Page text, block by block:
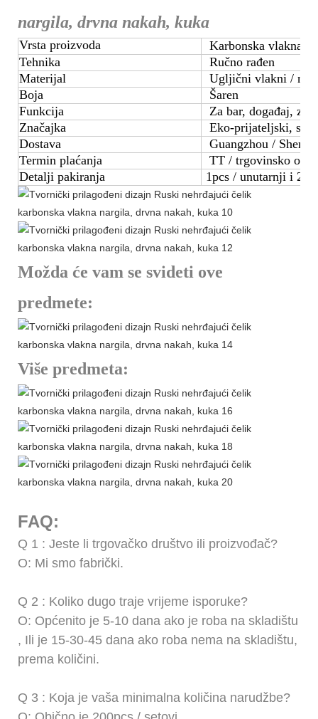
nargila, drvna nakah, kuka
Vrsta proizvoda
Karbonska vlakna
Tehnika
Ručno rađen
Materijal
Ugljični vlakni /
Boja
Šaren
Funkcija
Za bar, događaj,
Značajka
Eko-prijateljski,
Dostava
Guangzhou /
Termin plaćanja
TT / trgovinsko
Detalji pakiranja
1pcs / unutarnji i
Možda će vam se svideti ove
predmete:
Više predmeta:
FAQ:
Q 1 : Jeste li trgovačko društvo ili proizvođač?
O: Mi smo fabrički.
Q 2 : Koliko dugo traje vrijeme isporuke?
O: Općenito je 5-10 dana ako je roba na skladištu
, Ili je 15-30-45 dana ako roba nema na skladištu,
prema količini.
Q 3 : Koja je vaša minimalna količina narudžbe?